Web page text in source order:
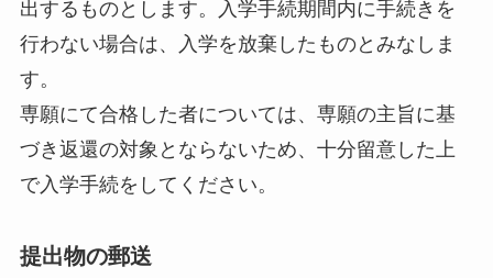
出するものとします。入学手続期間内に手続きを
行わない場合は、入学を放棄したものとみなしま
す。
専願にて合格した者については、専願の主旨に基
づき返還の対象とならないため、十分留意した上
で入学手続をしてください。
提出物の郵送